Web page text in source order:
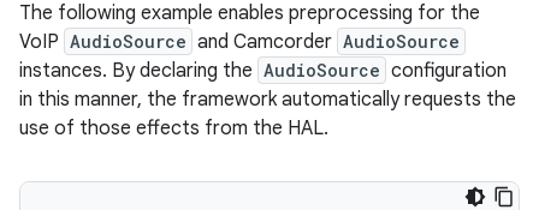
The following example enables preprocessing for the
VoIP AudioSource and Camcorder AudioSource
instances. By declaring the AudioSource configuration
in this manner, the framework automatically requests the
use of those effects from the HAL.